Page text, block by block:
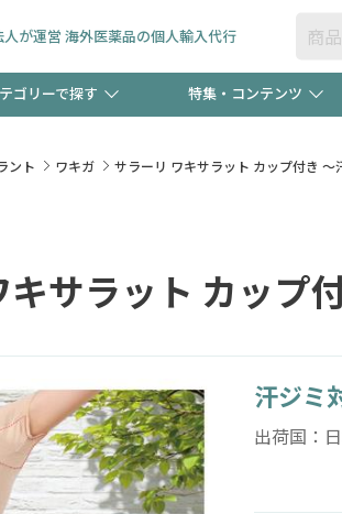
人が運営 海外医薬品の個人輸入代行
ゴリーで探す
検査キット ペット用品
特集・コンテンツ
【週末限定】新規会員登録ポイ
極冷メントールで、夏の頭皮ス
ト！
当店スタッフが贈る音声プログ
ント ワキガ サラーリ ワキサラット カップ付き ～
サラット カップ
汗ジミ
出荷国：